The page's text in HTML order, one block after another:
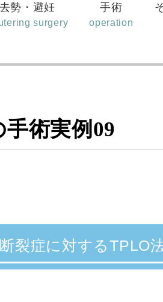
去勢・避妊
surgery
手術
operation
手術実例09
裂症に対するTPLO